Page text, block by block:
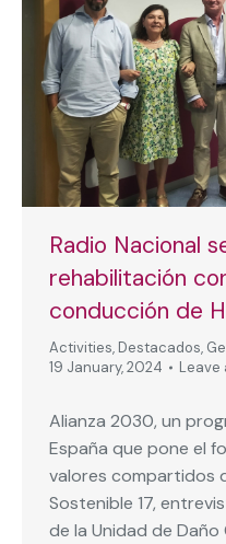
Radio Nacional
rehabilitación
conducción de
Activities, Destacados,
19 January, 2024
Leave
Alianza 2030, un
España que pone el
valores compartidos
Sostenible 17,
de la Unidad de